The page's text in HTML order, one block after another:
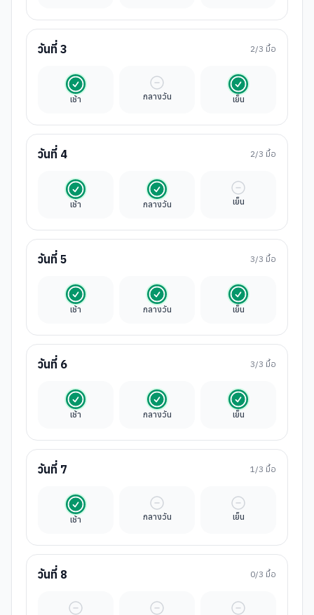
วันที่ 3 2/3 มื้อ
เช้า
รวมในค่าทัวร์
กลางวัน
มื้ออิสระ
เย็น
รวมในค่าทัวร์
วันที่ 4 2/3 มื้อ
เช้า
รวมในค่าทัวร์
กลางวัน
รวมในค่าทัวร์
เย็น
มื้ออิสระ
วันที่ 5 3/3 มื้อ
เช้า
รวมในค่าทัวร์
กลางวัน
รวมในค่าทัวร์
เย็น
รวมในค่าทัวร์
วันที่ 6 3/3 มื้อ
เช้า
รวมในค่าทัวร์
กลางวัน
รวมในค่าทัวร์
เย็น
รวมในค่าทัวร์
วันที่ 7 1/3 มื้อ
เช้า
รวมในค่าทัวร์
กลางวัน
มื้ออิสระ
เย็น
มื้ออิสระ
วันที่ 8 0/3 มื้อ
มื้ออิสระ มื้ออิสระ มื้ออิสระ